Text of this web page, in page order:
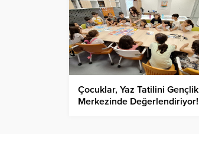
Çocuklar, Yaz Tatilini Gençlik
Merkezinde Değerlendiriyor!